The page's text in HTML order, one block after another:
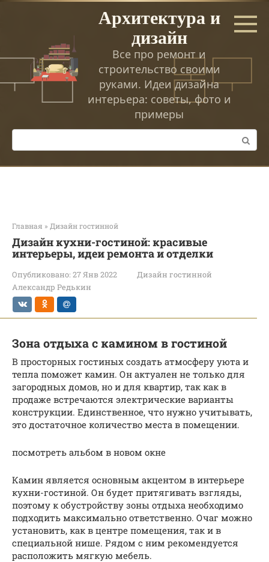
Перейти
Архитектура и
дизайн
Все про ремонт и
строительство своими
руками. Идеи дизайна
интерьера: советы, фото и
примеры
Поиск:
Главная » Дизайн гостинной
Дизайн кухни-гостиной: красивые
интерьеры, идеи ремонта и отделки
Опубликовано: 27 Янв 2022
Дизайн гостинной
Александр Редькин
Зона отдыха с камином в гостиной
В просторных гостиных создать атмосферу уюта и
тепла поможет камин. Он актуален не только для
загородных домов, но и для квартир, так как в
продаже встречаются электрические варианты
конструкции. Единственное, что нужно учитывать,
это достаточное количество места в помещении.
посмотреть альбом в новом окне
Камин является основным акцентом в интерьере
кухни-гостиной. Он будет притягивать взгляды,
поэтому к обустройству зоны отдыха необходимо
подходить максимально ответственно. Очаг можно
установить, как в центре помещения, так и в
специальной нише. Рядом с ним рекомендуется
расположить мягкую мебель.